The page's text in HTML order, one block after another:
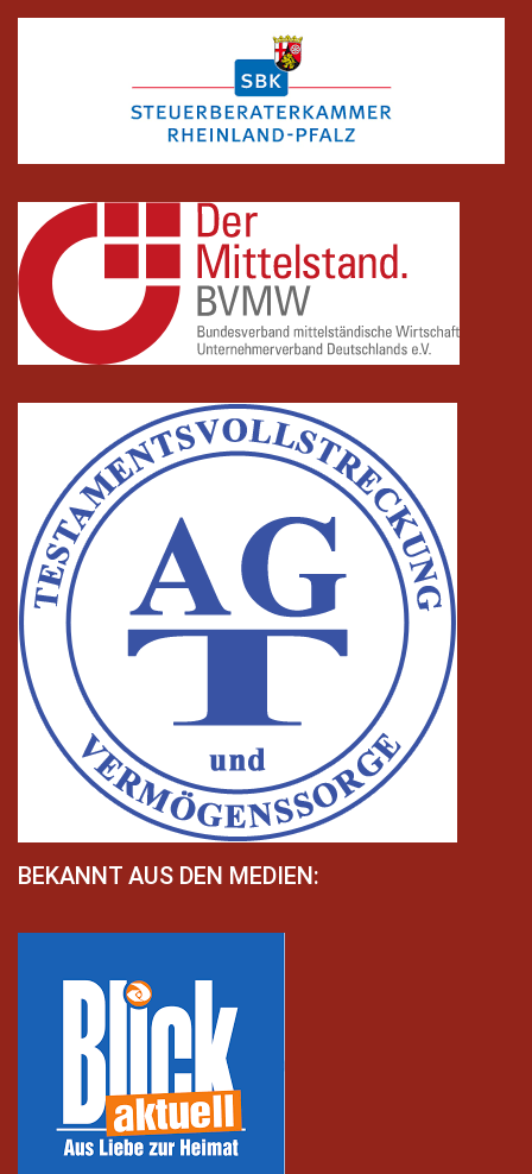
BEKANNT AUS DEN MEDIEN: